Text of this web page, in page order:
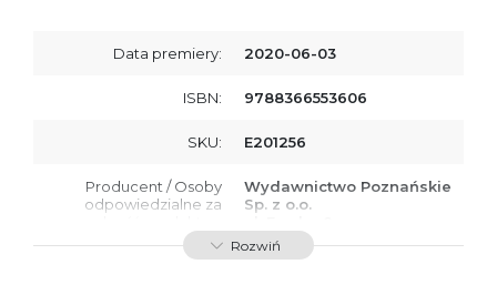
Data premiery: 2020-06-03
ISBN: 9788366553606
SKU: E201256
Producent / Osoby
odpowiedzialne za
przepisami:
Wydawnictwo Poznańskie
Sp. z o.o.
61-701 Poznań
Polska
Rozwiń